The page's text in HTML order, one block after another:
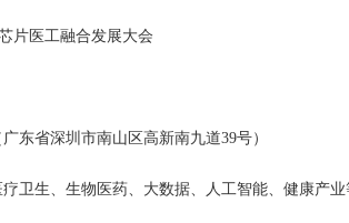
片医工融合发展大会
东省深圳市南山区高新南九道39号）
卫生、生物医药、大数据、人工智能、健康产业